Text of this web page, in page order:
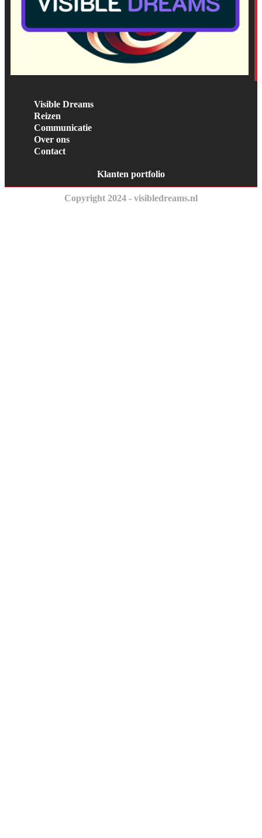
Visible Dreams
Reizen
Communicatie
Over ons
Contact
Klanten portfolio
Copyright 2024 - visibledreams.nl